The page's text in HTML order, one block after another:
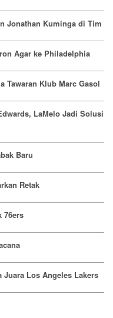
Jonathan Kuminga di Tim
Agar ke Philadelphia
Tawaran Klub Marc Gasol
LaMelo Jadi Solusi
Baru
Retak
76ers
Juara Los Angeles Lakers